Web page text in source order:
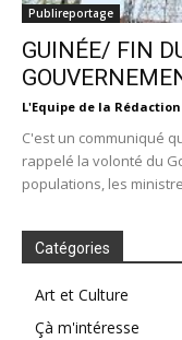
Publireportage
GUINÉE/ FIN
L'Equipe de la Rédaction
C'est un communiqué
rappelé la volonté du
populations, les
Catégories
Art et Culture
Çà m'intéresse